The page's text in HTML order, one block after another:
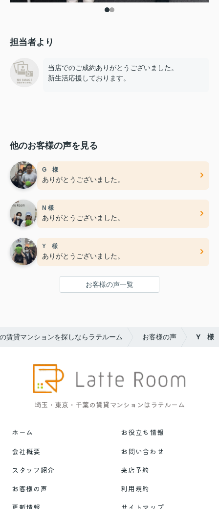
担当者より
当店でのご成約ありがとうございました。
新生活応援しております。
他のお客様の声を見る
G 様
ありがとうございました。
N 様
ありがとうございました。
Y 様
ありがとうございました。
お客様の声一覧
賃貸マンションを探しならラテルーム お客様の声 Y 様
埼玉・東京・千葉の賃貸マンションはラテルーム
ホーム
お役立ち情報
会社概要
お問い合わせ
スタッフ紹介
来店予約
お客様の声
利用規約
更新情報
サイトマップ